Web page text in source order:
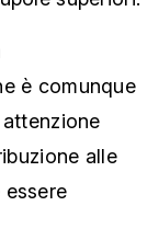
è comunque
alle